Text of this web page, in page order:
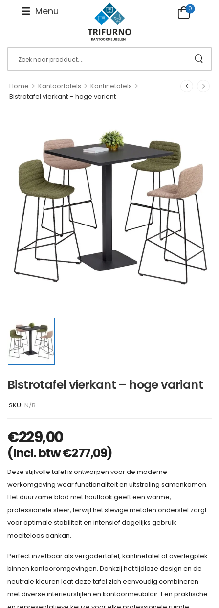
Menu 0
Home > Kantoortafels > Kantinetafels >
Bistrotafel vierkant – hoge variant
Bistrotafel vierkant – hoge variant
SKU: N/B
€229,00
(Incl. btw€277,09)
Deze stijlvolle tafel is ontworpen voor de moderne
werkomgeving waar functionaliteit en uitstraling samenkomen.
Het duurzame blad met houtlook geeft een warme,
professionele sfeer, terwijl het stevige metalen onderstel zorgt
voor optimale stabiliteit en intensief dagelijks gebruik
moeiteloos aankan.
Perfect inzetbaar als vergadertafel, kantinetafel of overlegplek
binnen kantooromgevingen. Dankzij het tijdloze design en de
neutrale kleuren laat deze tafel zich eenvoudig combineren
met diverse interieurstijlen en kantoormeubilair. Een praktische